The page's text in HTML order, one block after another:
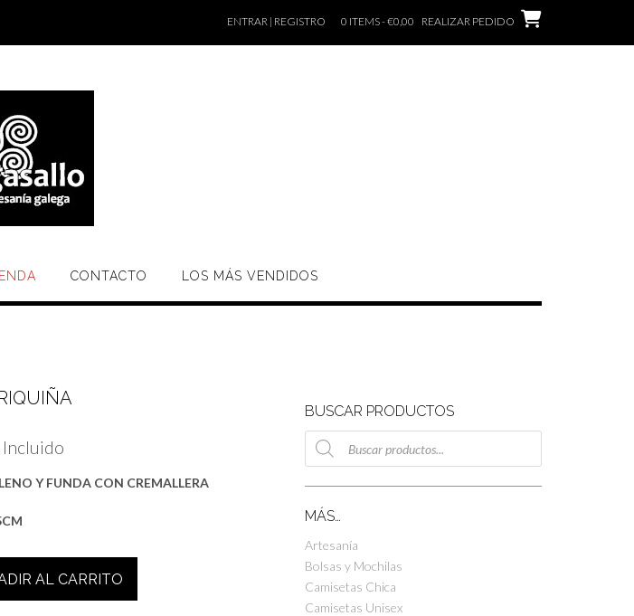
ENTRAR | REGISTRO 0 ITEMS - €0,00 REALIZAR PEDIDO
CONTACTO LOS MÁS VENDIDOS
Incluido
Y FUNDA CON CREMALLERA
AL CARRITO
BUSCAR PRODUCTOS
Búsqueda
de
productos
MÁS…
Artesanía
Bolsas y Mochilas
Camisetas Chica
Camisetas Unisex